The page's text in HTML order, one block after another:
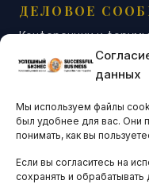
данных
Мы используем файлы
был удобнее для вас. Они
понимать, как вы
Если вы согласитесь на
сохранять и
ДЕЛОВОЕ
Конференции и форумы
Бизнес-клубы и
Остальные новости
АНАЛИТИКА И
ARTICLES IN